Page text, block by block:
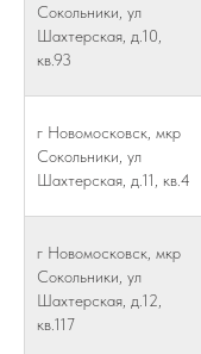
Сокольники, ул
Шахтерская, д.10,
кв.93
г Новомосковск, мкр
Сокольники, ул
Шахтерская, д.11, кв.4
г Новомосковск, мкр
Сокольники, ул
Шахтерская, д.12,
кв.117